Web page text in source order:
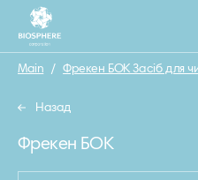
Main / Фрекен БОК Засіб для
Назад
Фрекен БОК